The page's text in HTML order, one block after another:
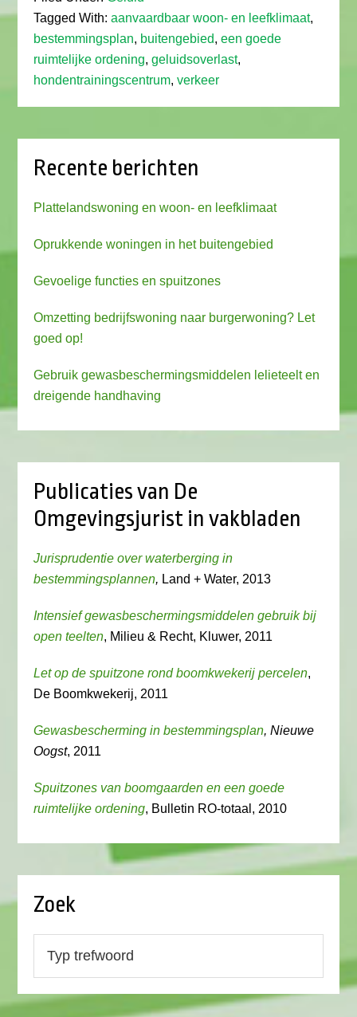
Tagged With:aanvaardbaar woon- en leefklimaat,
bestemmingsplan, buitengebied,een goede
ruimtelijke ordening,geluidsoverlast,
hondentrainingscentrum,verkeer
Recente berichten
Plattelandswoning en woon- en leefklimaat
Oprukkende woningen in het buitengebied
Gevoelige functies en spuitzones
Omzetting bedrijfswoning naar burgerwoning? Let
goed op!
Gebruik gewasbeschermingsmiddelen lelieteelt en
dreigende handhaving
Publicaties van De
Omgevingsjurist in vakbladen
Jurisprudentie over waterberging in
bestemmingsplannen, Land + Water, 2013
Intensief gewasbeschermingsmiddelen gebruik bij
open teelten, Milieu & Recht, Kluwer, 2011
Let op de spuitzone rond boomkwekerij percelen,
De Boomkwekerij, 2011
Gewasbescherming in bestemmingsplan, Nieuwe
Oogst, 2011
Spuitzones van boomgaarden en een goede
ruimtelijke ordening, Bulletin RO-totaal, 2010
Zoek